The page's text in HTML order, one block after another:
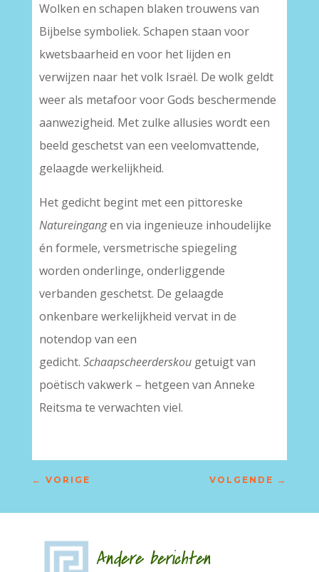
Wolken en schapen blaken trouwens van
Bijbelse symboliek. Schapen staan voor
kwetsbaarheid en voor het lijden en
verwijzen naar het volk Israël. De wolk geldt
weer als metafoor voor Gods beschermende
aanwezigheid. Met zulke allusies wordt een
beeld geschetst van een veelomvattende,
gelaagde werkelijkheid.
Het gedicht begint met een pittoreske
Natureingangen via ingenieuze inhoudelijke
én formele, versmetrische spiegeling
worden onderlinge, onderliggende
verbanden geschetst. De gelaagde
onkenbare werkelijkheid vervat in de
notendop van een
gedicht. Schaapscheerderskougetuigt van
poëtisch vakwerk – hetgeen van Anneke
Reitsma te verwachten viel.
← VORIGE VOLGENDE →
Andere berichten